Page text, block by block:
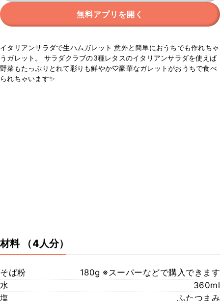
無料アプリを開く
イタリアンサラダで生ハムガレット 意外と簡単におうちでも作れちゃ
うガレット。 サラダクラブの3種レタスのイタリアンサラダを使えば
野菜もたっぷりとれて彩りも鮮やか♡豪華なガレットがおうちで食べ
られちゃいます✨
材料 （4人分）
そば粉
180g ※スーパーなどで購入できます
水
360ml
塩
ふたつまみ